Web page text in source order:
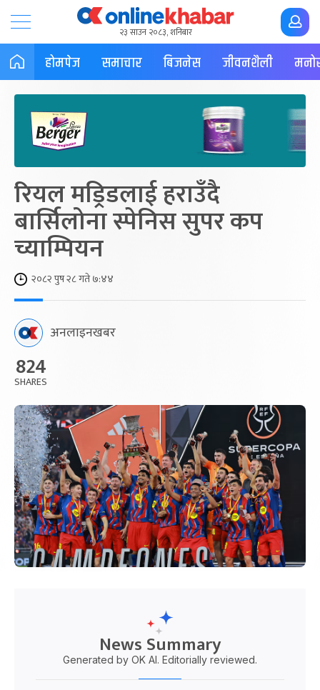
२३ साउन २०८३, शनिबार
होमपेज समाचार बिजनेस जीवनशैली
रियल मड्रिडलाई हराउँदै
बार्सिलोना स्पेनिस सुपर कप
च्याम्पियन
२०८२ पुष २८ गते ७:४४
अनलाइनखबर
824
SHARES
News Summary
Generated by OK AI. Editorially reviewed.